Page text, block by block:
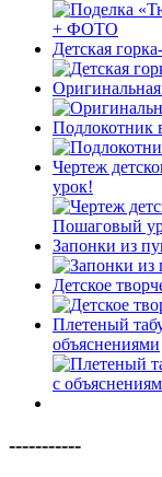
Детская
Подлокотник
Чертеж
урок!
Запонки из
Детское
Плетеный
объяснениями
-----------